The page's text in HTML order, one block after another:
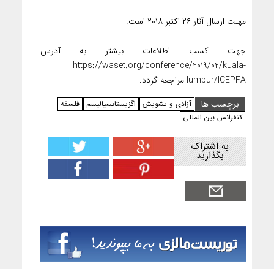
مهلت ارسال آثار ۲۶ اکتبر ۲۰۱۸ است.
جهت کسب اطلاعات بیشتر به آدرس
https://waset.org/conference/2019/02/kuala-
lumpur/ICEPFA مراجعه گردد.
برچسب ها
آزادی و تشویش اگزیستانسیالیسم فلسفه
کنفرانس بین المللی
به اشتراک
بگذارید